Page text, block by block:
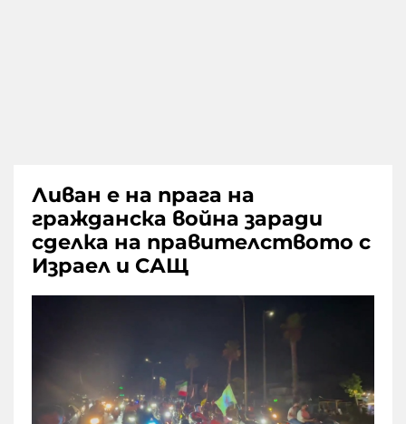
Ливан е на прага на
гражданска война заради
сделка на правителството с
Израел и САЩ